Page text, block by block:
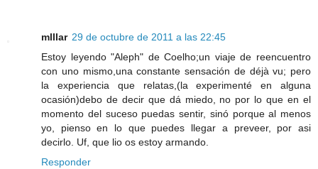
mlllar 29 de octubre de 2011 a las 22:45
Estoy leyendo "Aleph" de Coelho;un viaje de reencuentro
con uno mismo,una constante sensación de déjà vu; pero
la experiencia que relatas,(la experimenté en alguna
ocasión)debo de decir que dá miedo, no por lo que en el
momento del suceso puedas sentir, sinó porque al menos
yo, pienso en lo que puedes llegar a preveer, por asi
decirlo. Uf, que lio os estoy armando.
Responder